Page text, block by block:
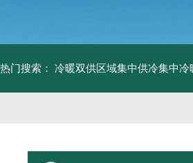
热门搜索： 冷暖双供区域集中供冷集中冷